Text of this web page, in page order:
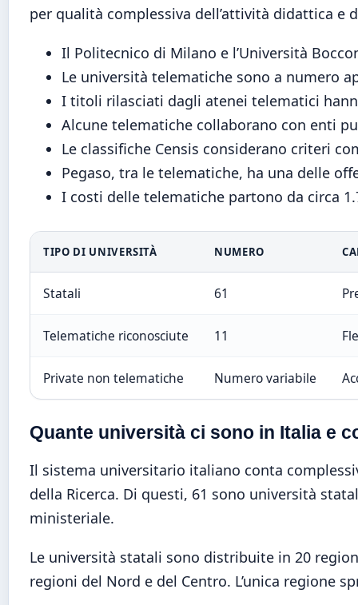
per qualità complessiva dell’attività didattica e
Il Politecnico di Milano e l’Università
Le università telematiche sono a numero
I titoli rilasciati dagli atenei telematici
Alcune telematiche collaborano con enti
Le classifiche Censis considerano criteri
Pegaso, tra le telematiche, ha una delle
I costi delle telematiche partono da circa
TIPO DI UNIVERSITÀ NUMERO
Statali 61
Telematiche riconosciute 11
Private non telematiche Numero variabile
Quante università ci sono in Italia e
Il sistema universitario italiano conta
della Ricerca. Di questi, 61 sono università
ministeriale.
Le università statali sono distribuite in 20
regioni del Nord e del Centro. L’unica regione